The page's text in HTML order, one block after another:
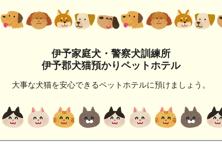
伊予家庭犬・警察犬訓練所
伊予郡犬猫預かりペットホテル
大事な犬猫を安心できるペットホテルに預けましょう。